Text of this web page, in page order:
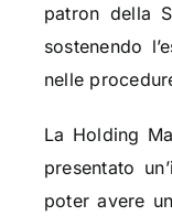
patron della
sostenendo
nelle
La Holding
presentato
poter avere